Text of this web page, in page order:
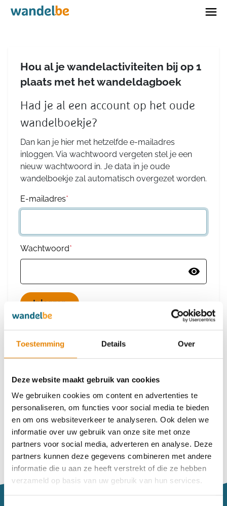
Toestemming Details Over
Deze website maakt gebruik van cookies
We gebruiken cookies om content en advertenties te
personaliseren, om functies voor social media te bieden
en om ons websiteverkeer te analyseren. Ook delen we
informatie over uw gebruik van onze site met onze
partners voor social media, adverteren en analyse. Deze
partners kunnen deze gegevens combineren met andere
informatie die u aan ze heeft verstrekt of die ze hebben
verzameld op basis van uw gebruik van hun services.
Home
Hou al je wandelactiviteiten bij op 1
plaats met het wandeldagboek
Had je al een account op het oude
wandelboekje?
Dan kan je hier met hetzelfde e-mailadres
inloggen. Via wachtwoord vergeten stel je een
nieuw wachtwoord in. Je data in je oude
wandelboekje zal automatisch overgezet worden.
E-mailadres*
Wachtwoord*
Heb je nog geen account?
Maak dan een nieuw account aan
Maak een nieuw account aan
Vind je je weg niet goed in het wandeldagboek?
Raadpleeg dan hier de handleiding.